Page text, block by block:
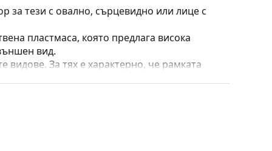
за тези с овално, сърцевидно или лице с
пластмаса, която предлага висока
вид.
видове. За тях е характерно, че рамката
повреди. Този тип рамка е подходяща